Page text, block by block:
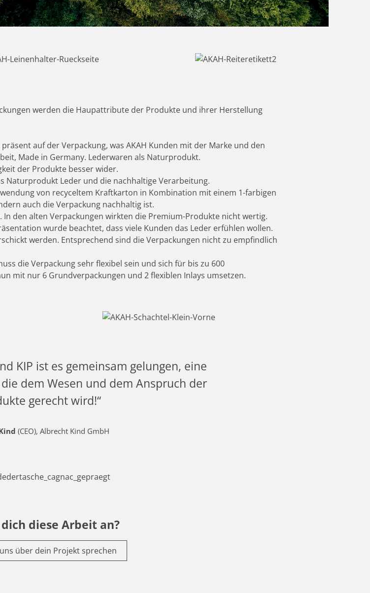
werden die Haupattribute der Produkte und ihrer Herstellung
auf der Verpackung, was AKAH Kunden mit der Marke und den
Made in Germany. Lederwaren als Naturprodukt.
der Produkte besser wider.
Naturprodukt Leder und die nachhaltige Verarbeitung.
von recyceltem Kraftkarton in Kombination mit einem 1-farbigen
auch die Verpackung nachhaltig ist.
den alten Verpackungen wirkten die Premium-Produkte nicht wertig.
wurde beachtet, dass viele Kunden das Leder erfühlen wollen.
werden. Entsprechend sind die Verpackungen nicht zu empfindlich
die Verpackung sehr flexibel sein und sich für bis zu 600
mit nur 6 Grundverpackungen und 2 flexiblen Inlays umsetzen.
KIP ist es gemeinsam gelungen, eine
dem Wesen und dem Anspruch der
gerecht wird!“
(CEO), Albrecht Kind GmbH
diese Arbeit an?
über dein Projekt sprechen